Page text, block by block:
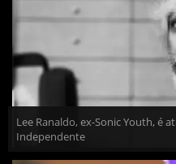
Lee Ranaldo, ex-Sonic Youth, é
Independente